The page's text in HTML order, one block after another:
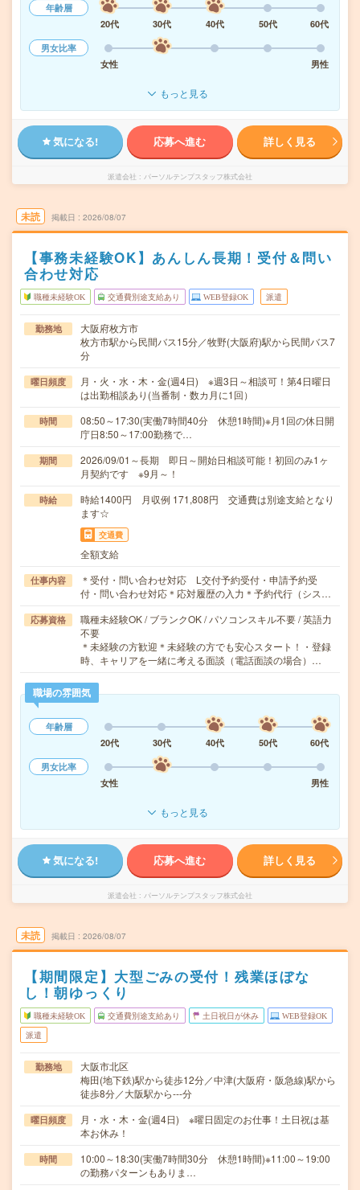
年齢層
20代
30代 40代 50代
60代
男女比率
女性
男性
もっと見る
気になる! 応募へ進む 詳しく見る
派遣会社 パーソルテンプスタッフ株式会社
未読 掲載日 2026/08/07
【事務未経験OK】あんしん長期！受付＆問い
合わせ対応
職種未経験OK 交通費別途支給あり WEB登録OK 派遣
勤務地
大阪府枚方市
枚方市駅から民間バス15分／牧野(大阪府)駅から民間バス7
分
曜日頻度
月・火・水・木・金(週4日) ※週3日～相談可！第4日曜日
は出勤相談あり(当番制・数カ月に1回）
時間
08:50～17:30(実働7時間40分 休憩1時間)※月1回の休日開
庁日8:50～17:00勤務で…
期間
2026/09/01～長期 即日～開始日相談可能！初回のみ1ヶ
月契約です ※9月～！
時給
時給1400円 月収例 171,808円 交通費は別途支給となり
ます☆
交通費
全額支給
仕事内容
＊受付・問い合わせ対応 L交付予約受付・申請予約受
付・問い合わせ対応＊応対履歴の入力＊予約代行（シス…
応募資格
職種未経験OK / ブランクOK / パソコンスキル不要 / 英語力
不要
＊未経験の方歓迎＊未経験の方でも安心スタート！・登録
時、キャリアを一緒に考える面談（電話面談の場合）…
職場の雰囲気
年齢層
20代
30代 40代 50代
60代
男女比率
女性
男性
もっと見る
気になる! 応募へ進む 詳しく見る
派遣会社 パーソルテンプスタッフ株式会社
未読 掲載日 2026/08/07
【期間限定】大型ごみの受付！残業ほぼな
し！朝ゆっくり
職種未経験OK 交通費別途支給あり 土日祝日が休み WEB登録OK
派遣
勤務地
大阪市北区
梅田(地下鉄)駅から徒歩12分／中津(大阪府・阪急線)駅から
徒歩8分／大阪駅から---分
曜日頻度
月・水・木・金(週4日) ※曜日固定のお仕事！土日祝は基
本お休み！
時間
10:00～18:30(実働7時間30分 休憩1時間)※11:00～19:00
の勤務パターンもありま…